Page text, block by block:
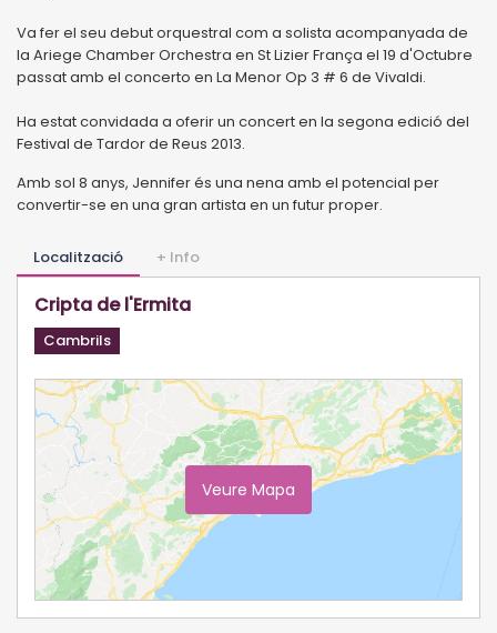
Va fer el seu debut orquestral com a solista acompanyada de
la Ariege Chamber Orchestra en St Lizier França el 19 d'Octubre
passat amb el concerto en La Menor Op 3 # 6 de Vivaldi.
Ha estat convidada a oferir un concert en la segona edició del
Festival de Tardor de Reus 2013.
Amb sol 8 anys, Jennifer és una nena amb el potencial per
convertir-se en una gran artista en un futur proper.
Localització + Info
Cripta de l'Ermita
Cambrils
Veure Mapa